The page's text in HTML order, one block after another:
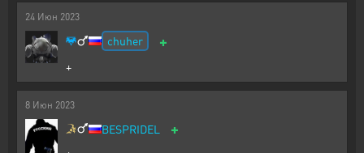
24 Июн 2023
chuher +
+
8 Июн 2023
BESPRIDEL +